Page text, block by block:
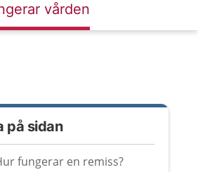
vården
på sidan
fungerar en remiss?